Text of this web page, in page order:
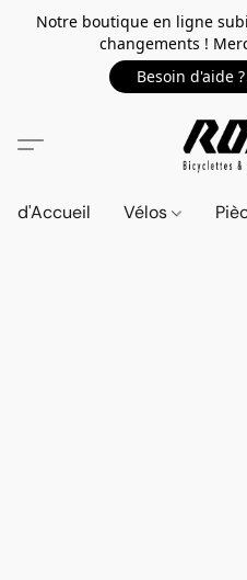
Notre boutique en ligne
changements !
Besoin d'aide
d'Accueil Vélos